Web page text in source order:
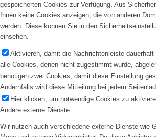
gespeicherten Cookies zur Verfügung. Aus
Ihnen keine Cookies anzeigen, die von anderen
werden. Diese können Sie in den
einsehen.
Aktivieren, damit die Nachrichtenleiste dauerhaft
alle Cookies, denen nicht zugestimmt wurde,
benötigen zwei Cookies, damit diese Einstellung
Andernfalls wird diese Mitteilung bei jedem
Hier klicken, um notwendige Cookies zu
Andere externe Dienste
Wir nutzen auch verschiedene externe Dienste wie